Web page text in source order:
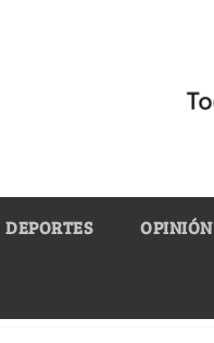
DEPORTES OPINIÓN